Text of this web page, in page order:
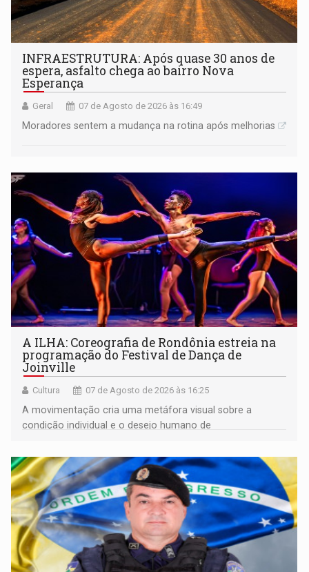
INFRAESTRUTURA: Após quase 30 anos de
espera, asfalto chega ao bairro Nova
Esperança
Geral 07 de Agosto de 2026 às 16:49
Moradores sentem a mudança na rotina após melhorias
A ILHA: Coreografia de Rondônia estreia na
programação do Festival de Dança de
Joinville
Cultura 07 de Agosto de 2026 às 16:25
A movimentação cria uma metáfora visual sobre a
condição individual e o desejo humano de